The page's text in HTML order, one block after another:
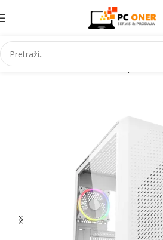
Početna Informatika PC komponente